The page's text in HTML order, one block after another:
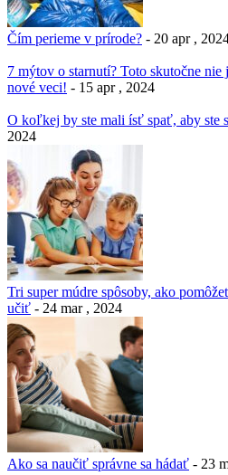
Čím perieme v prírode? - 20 apr ,
7 mýtov o starnutí? Toto skutočne nie
nové veci! - 15 apr , 2024
O koľkej by ste mali ísť spať, aby ste
2024
Tri super múdre spôsoby, ako
učiť - 24 mar , 2024
Ako sa naučiť správne sa hádať - 23